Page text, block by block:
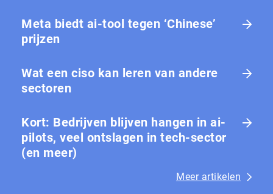
Meta biedt ai-tool tegen ‘Chinese’
prijzen
Wat een ciso kan leren van andere
sectoren
Kort: Bedrijven blijven hangen in ai-
pilots, veel ontslagen in tech-sector
(en meer)
Meer artikelen